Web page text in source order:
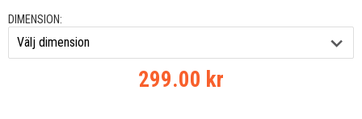
DIMENSION:
299.00 kr